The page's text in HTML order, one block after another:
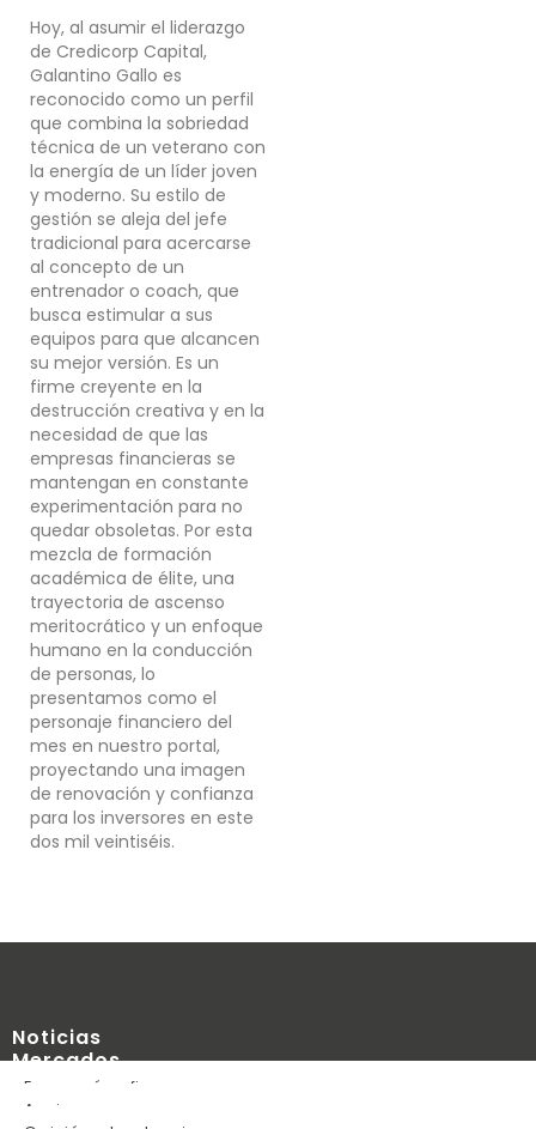
Hoy, al asumir el liderazgo
de Credicorp Capital,
Galantino Gallo es
reconocido como un perfil
que combina la sobriedad
técnica de un veterano con
la energía de un líder joven
y moderno. Su estilo de
gestión se aleja del jefe
tradicional para acercarse
al concepto de un
entrenador o coach, que
busca estimular a sus
equipos para que alcancen
su mejor versión. Es un
firme creyente en la
destrucción creativa y en la
necesidad de que las
empresas financieras se
mantengan en constante
experimentación para no
quedar obsoletas. Por esta
mezcla de formación
académica de élite, una
trayectoria de ascenso
meritocrático y un enfoque
humano en la conducción
de personas, lo
presentamos como el
personaje financiero del
mes en nuestro portal,
proyectando una imagen
de renovación y confianza
para los inversores en este
dos mil veintiséis.
Noticias
Economía y finanzas
Mercados
Acciones
Blog
Edúcate